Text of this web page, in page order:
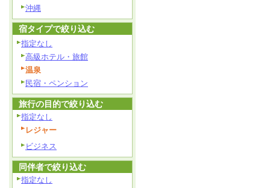
沖縄
宿タイプで絞り込む
指定なし
高級ホテル・旅館
温泉
民宿・ペンション
旅行の目的で絞り込む
指定なし
レジャー
ビジネス
同伴者で絞り込む
指定なし